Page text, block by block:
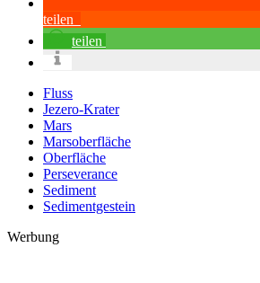
teilen
teilen
Fluss
Jezero-Krater
Mars
Marsoberfläche
Oberfläche
Perseverance
Sediment
Sedimentgestein
Werbung